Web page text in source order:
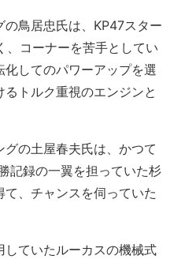
鳥居忠氏は、KP47スター
、コーナーを苦手としてい
してのパワーアップを選
トルク重視のエンジンと
の土屋春夫氏は、かつて
記録の一翼を担っていた杉
、チャンスを伺っていた
ていたルーカスの機械式